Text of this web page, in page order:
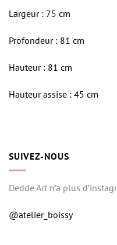
Largeur : 75 cm
Profondeur : 81 cm
Hauteur : 81 cm
Hauteur assise : 45 cm
SUIVEZ-NOUS
Dedde Art n’a plus
@atelier_boissy